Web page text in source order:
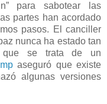
para sabotear las
partes han acordado
pasos. El canciller
nunca ha estado tan
que se trata de un
aseguró que existe
algunas versiones